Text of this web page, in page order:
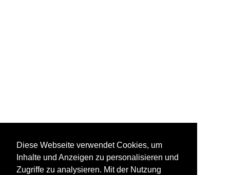
Diese Webseite verwendet Cookies, um
Inhalte und Anzeigen zu personalisieren und
Zugriffe zu analysieren. Mit der Nutzung